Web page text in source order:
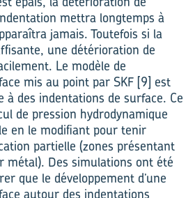
mettra longtemps à
jamais. Toutefois si la
une détérioration de
Le modèle de
mis au point par SKF [9] est
à des indentations de surface. Ce
de pression hydrodynamique
en le modifiant pour tenir
partielle (zones présentant
métal). Des simulations ont été
que le développement d’une
autour des indentations